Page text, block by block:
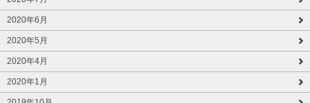
2020年6月
2020年5月
2020年4月
2020年1月